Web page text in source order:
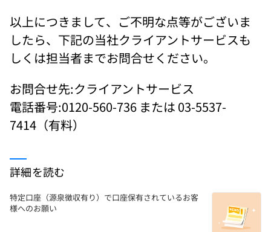
以上につきまして、ご不明な点等がございま
したら、下記の当社クライアントサービスも
しくは担当者までお問合せください。
お問合せ先:クライアントサービス
電話番号:0120-560-736 または 03-5537-
7414（有料）
詳細を読む
特定口座（源泉徴収有り）で口座保有されているお客
様へのお願い